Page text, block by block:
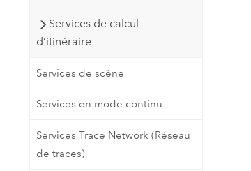
Services de calcul
d’itinéraire
Services de scène
Services en mode continu
Services Trace Network (Réseau
de traces)